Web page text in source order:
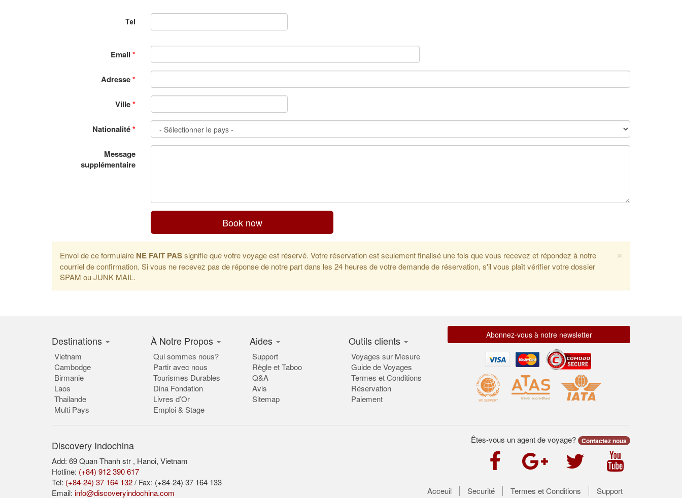
Tel
Email *
Adresse*
Ville*
Nationalité*
Message
supplémentaire
Book now
×
Envoi de ce formulaire NE FAIT PASsignifie que votre voyage est réservé. Votre réservation est seulement finalisé une fois que vous recevez et répondez à notre
courriel de confirmation. Si vous ne recevez pas de réponse de notre part dans les 24 heures de votre demande de réservation, s'il vous plaît vérifier votre dossier
SPAM ou JUNK MAIL.
Destinations
Vietnam
Cambodge
Birmanie
Laos
Thailande
Multi Pays
À Notre Propos
Qui sommes nous?
Partir avec nous
Tourismes Durables
Dina Fondation
Livres d’Or
Emploi & Stage
Aides
Support
Règle et Taboo
Q&A
Avis
Sitemap
Outils clients
Voyages sur Mesure
Guide de Voyages
Termes et Conditions
Réservation
Paiement
Abonnez-vous à notre newsletter
Discovery Indochina
Add: 69 Quan Thanh str , Hanoi, Vietnam
Hotline: (+84) 912 390 617
Tel: (+84-24) 37 164 132/ Fax: (+84-24) 37 164 133
Email: info@discoveryindochina.com
Êtes-vous un agent de voyage? Contactez nous
Acceuil Securité Termes et Conditions Support